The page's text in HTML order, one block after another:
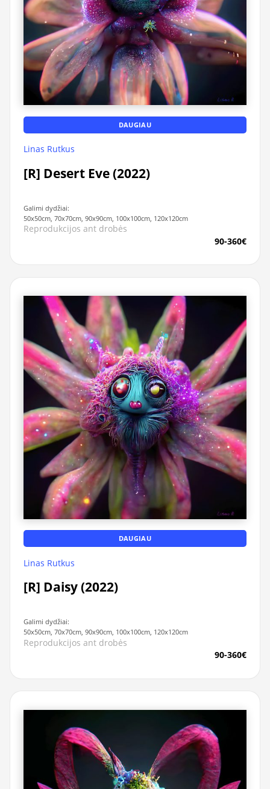
DAUGIAU
Linas Rutkus
[R] Desert Eve (2022)
Galimi dydžiai:
50x50cm, 70x70cm, 90x90cm, 100x100cm, 120x120cm
Reprodukcijos ant drobės
90-360€
DAUGIAU
Linas Rutkus
[R] Daisy (2022)
Galimi dydžiai:
50x50cm, 70x70cm, 90x90cm, 100x100cm, 120x120cm
Reprodukcijos ant drobės
90-360€